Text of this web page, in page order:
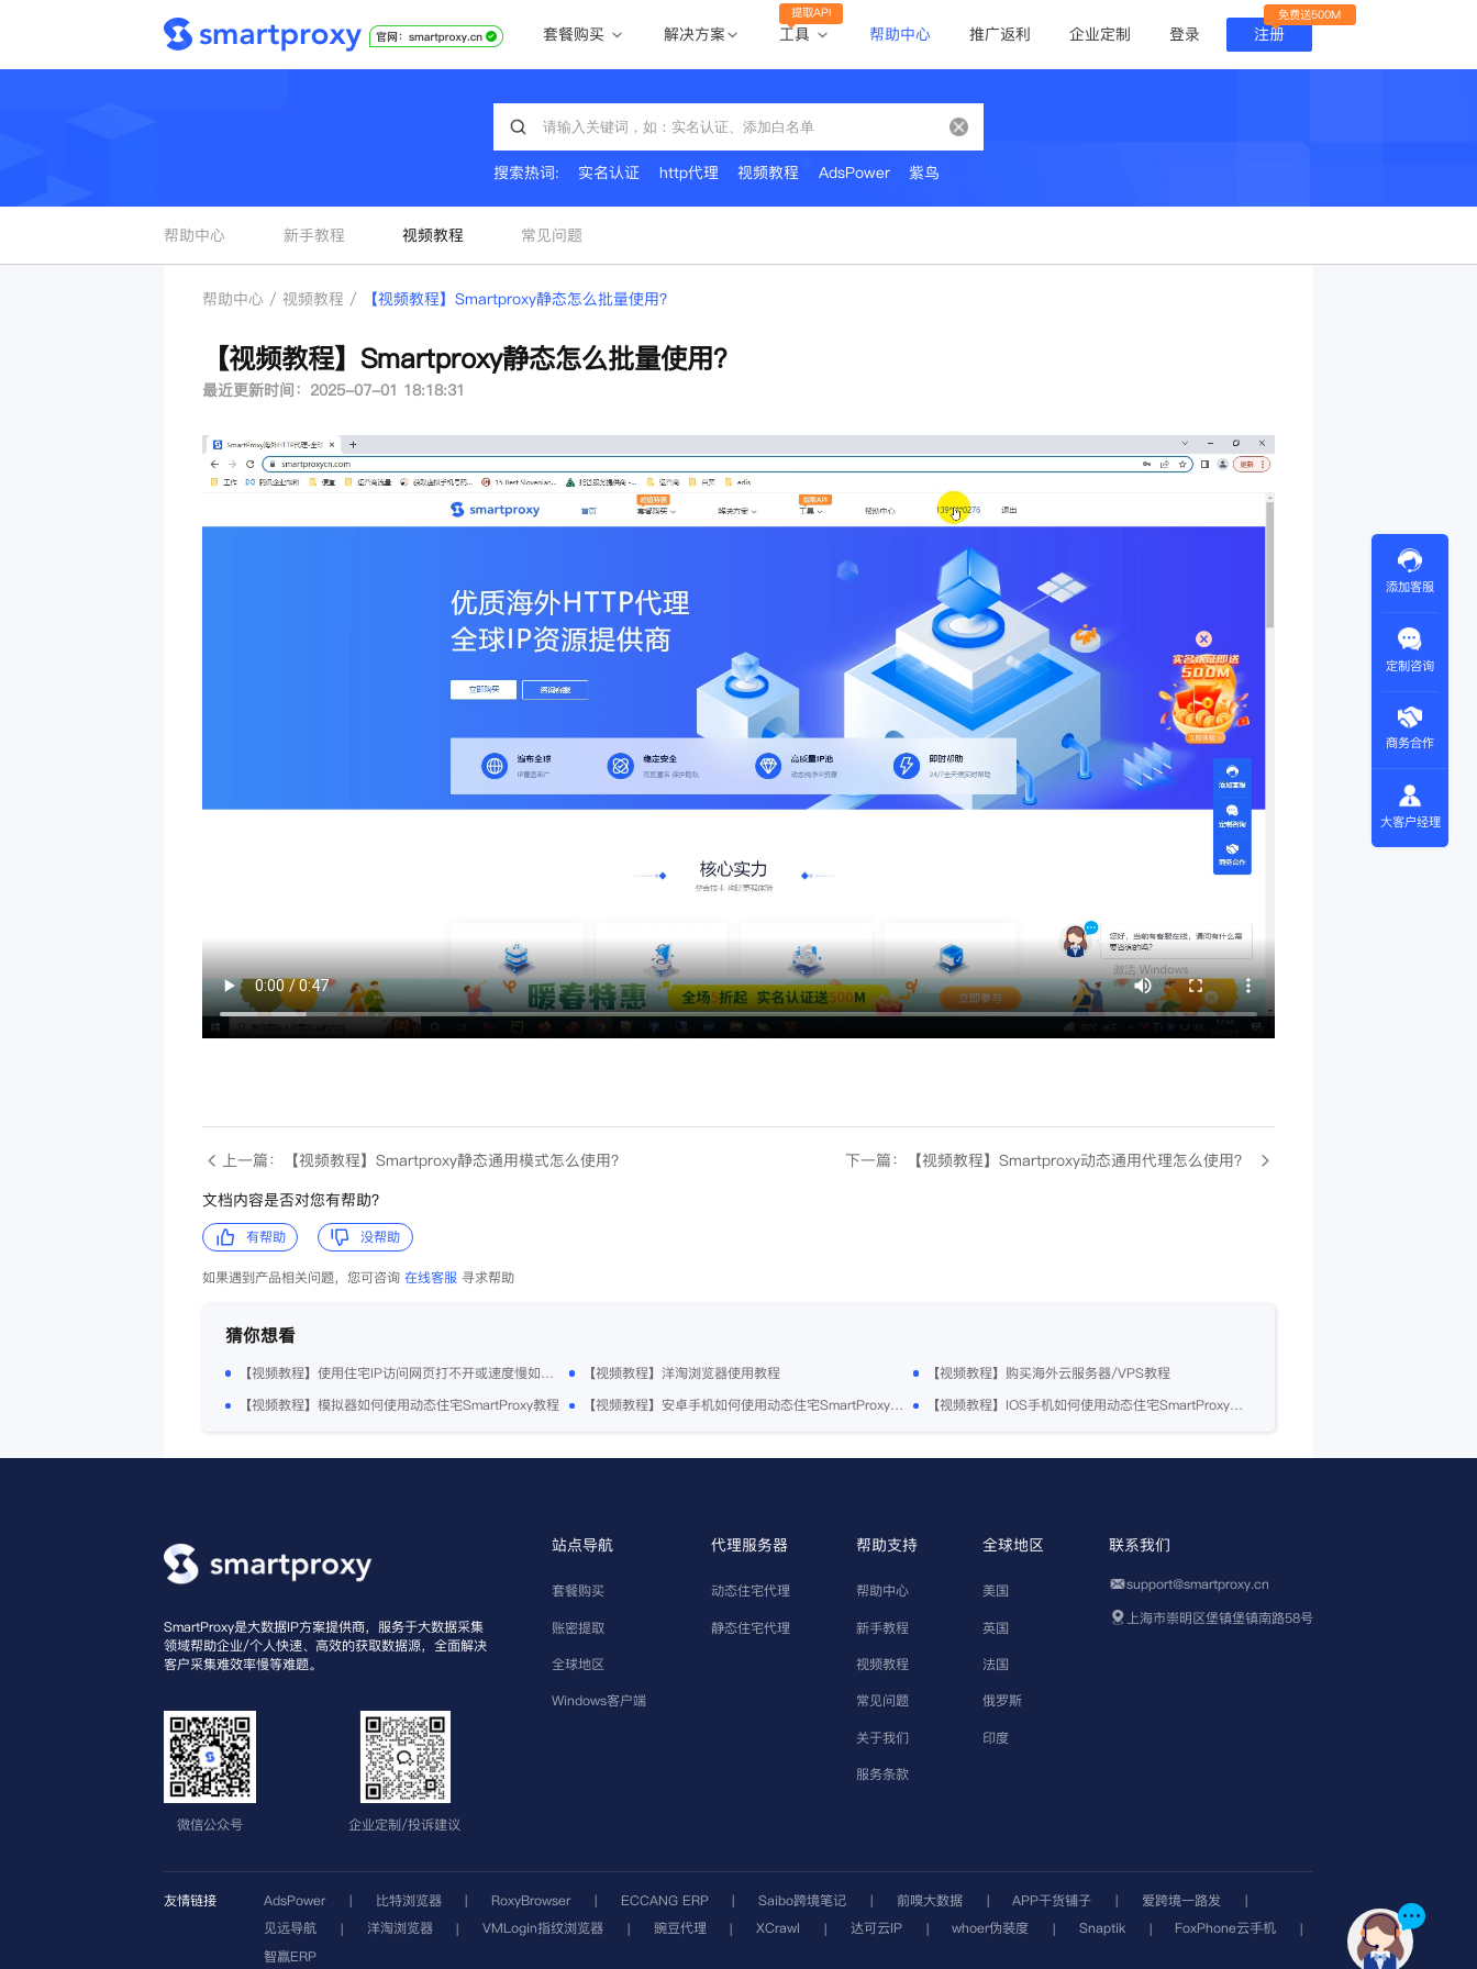
套餐购买
静态住宅代理
解决方案
静态住宅代理
工具
提取API
API提取
全球地区
公共API
帮助中心 推广返利 企业定制 登录 注册
免费送500M
搜索热词: 实名认证 http代理 视频教程 AdsPower 紫鸟
帮助中心 新手教程 视频教程 常见问题
帮助中心 / 视频教程 / 【视频教程】Smartproxy静态怎么批量使用？
【视频教程】Smartproxy静态怎么批量使用？
最近更新时间：2025-07-01 18:18:31
上一篇：【视频教程】Smartproxy静态通用模式怎么使用？
下一篇：【视频教程】Smartproxy动态通用代理怎么使用？
文档内容是否对您有帮助？
有帮助 没帮助
如果遇到产品相关问题，您可咨询在线客服 寻求帮助
猜你想看
【视频教程】使用住宅IP访问网页打不开或速度慢如何解决？ 【视频教程】洋淘浏览器使用教程
【视频教程】购买海外云服务器/VPS教程
【视频教程】模拟器如何使用动态住宅SmartProxy教程
【视频教程】安卓手机如何使用动态住宅SmartProxy教程 【视频教程】IOS手机如何使用动态住宅SmartProxy教程
SmartProxy是大数据IP方案提供商，服务于大数据采集
领域帮助企业/个人快速、高效的获取数据源，全面解决
客户采集难效率慢等难题。
微信公众号 企业定制/投诉建议
站点导航
套餐购买
账密提取
全球地区
Windows客户端
代理服务器
动态住宅代理
静态住宅代理
帮助支持
帮助中心
新手教程
视频教程
常见问题
关于我们
服务条款
全球地区
美国
英国
法国
俄罗斯
印度
联系我们
support@smartproxy.cn
上海市崇明区堡镇堡镇南路58号
友情链接 AdsPower | 比特浏览器 | RoxyBrowser | ECCANG ERP | Saibo跨境笔记 | 前嗅大数据 | APP干货铺子 | 爱跨境一路发
|
见远导航
| 洋淘浏览器 | VMLogin指纹浏览器 | 豌豆代理 | XCrawl | 达可云IP | whoer伪装度 | Snaptik | FoxPhone云手机
|
智赢ERP
添加客服
定制咨询
商务合作
大客户经理